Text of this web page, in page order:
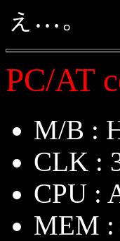
ぇ…。
PC/AT
M/B :
CLK :
CPU :
MEM